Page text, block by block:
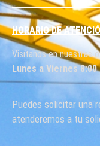
HORARIO DE
Visítanos en nuestras
Lunes a Viernes
Puedes solicitar una
atenderemos a tu